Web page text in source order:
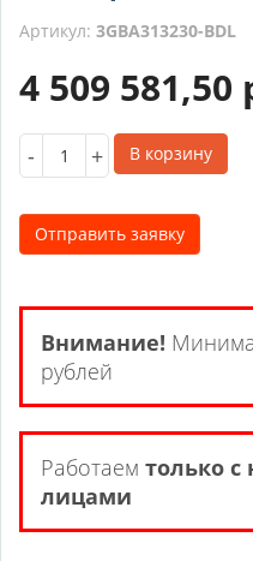
Артикул: 3GBA313230-BDL
4 509 581,50
- + В корзину
Отправить заявку
Внимание!
рублей
Работаем только
лицами